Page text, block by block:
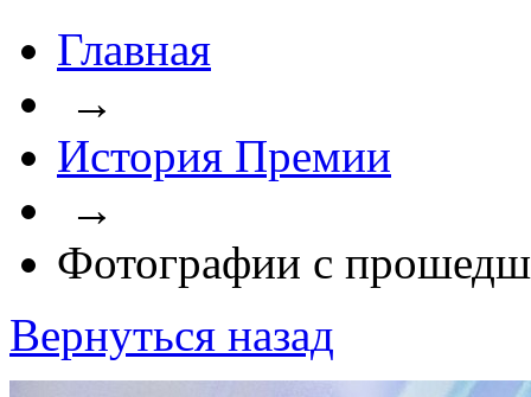
Главная
→
История Премии
→
Фотографии с
Вернуться назад